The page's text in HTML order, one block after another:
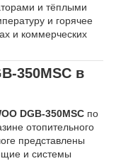
и тёплыми
и горячее
и коммерческих
350MSC в
DGB-350MSC по
отопительного
представлены
и системы